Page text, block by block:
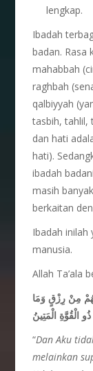
lengkap.
Ibadah
badan. Rasa
mahabbah
raghbah
qalbiyyah
tasbih, tahlil,
dan hati
hati).
ibadah
masih
berkaitan
Ibadah inilah
manusia.
Allah Ta’ala
مِنْ رِزْقٍ وَمَا
الْقُوَّةِ الْمَتِينُ
“Dan Aku
melainkan